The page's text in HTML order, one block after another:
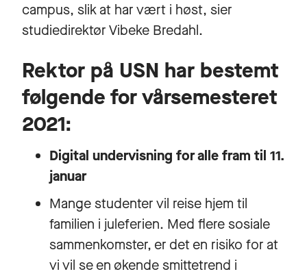
campus, slik at har vært i høst, sier
studiedirektør Vibeke Bredahl.
Rektor på USN har bestemt
følgende for vårsemesteret
2021:
Digital undervisning for alle fram til 11.
januar
Mange studenter vil reise hjem til
familien i juleferien. Med flere sosiale
sammenkomster, er det en risiko for at
vi vil se en økende smittetrend i